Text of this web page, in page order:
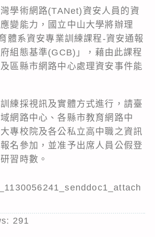
學術網路(TANet)資安人員的資
變能力，國立中山大學將辦理
體系資安專業訓練課程-資安通報
組態基準(GCB)」，藉由此課程
區縣市網路中心處理資安事件能
練採視訊及實體方式進行，請臺
網路中心、各縣市教育網路中
專校院及各公私立高中職之資訊
名參加，並准予出席人員公假登
習時數。
291